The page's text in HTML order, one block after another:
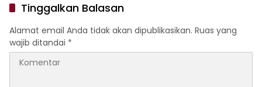
Tinggalkan Balasan
Alamat email Anda tidak akan dipublikasikan. Ruas yang
wajib ditandai *